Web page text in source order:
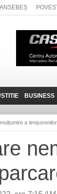
BUSINESS
JOB-URI
TEHNIT
a